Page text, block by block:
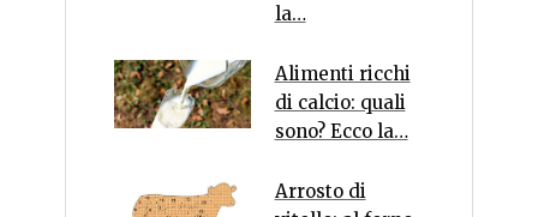
la…
Alimenti ricchi
di calcio: quali
sono? Ecco la…
Arrosto di